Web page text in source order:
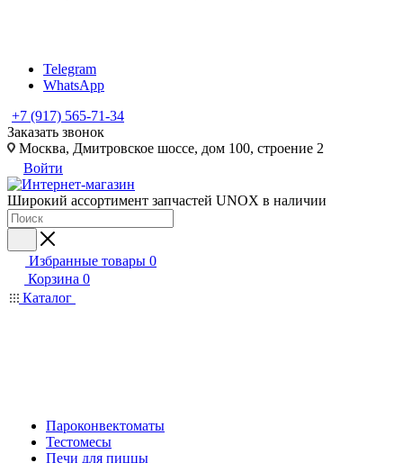
Telegram
WhatsApp
+7 (917) 565-71-34
Заказать звонок
Москва, Дмитровское шоссе, дом 100, строение 2
Войти
Широкий ассортимент запчастей UNOX в наличии
Избранные товары 0
Корзина 0
Каталог
Пароконвектоматы
Тестомесы
Печи для пиццы